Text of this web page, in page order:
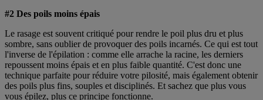
#2 Des poils moins épais
Le rasage est souvent critiqué pour rendre le poil plus dru et plus
sombre, sans oublier de provoquer des poils incarnés. Ce qui est tout
l'inverse de l'épilation : comme elle arrache la racine, les derniers
repoussent moins épais et en plus faible quantité. C'est donc une
technique parfaite pour réduire votre pilosité, mais également obtenir
des poils plus fins, souples et disciplinés. Et sachez que plus vous
vous épilez, plus ce principe fonctionne.